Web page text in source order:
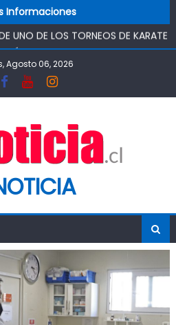
Informaciones
UNO DE LOS TORNEOS DE KARATE
PAÍS
A 5 AÑOS Y UN DÍA DE
DE DROGAS
DE RANCAGUA REUNIRÁ A
DE TAEKWONDO
OMAR SABAT VOTA A FAVOR
DEVOLVER EL MÉRITO AL
CENTRO DE ATENCIÓN VIRTUAL EN
Agosto 06, 2026